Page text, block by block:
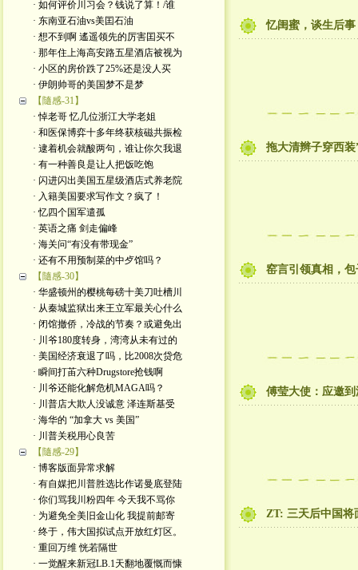
· 如何评价川习会？钱说了算！/谁
· 东南亚石油vs美囯石油
· 想不到啊 遙遥领先的厉害囯买不
· 那年住上海高安路五星酒店被视为
· 小区的房价跌了25%还是没人买
· 伊朗帅哥的美国梦不是梦
【隨感-31】
· 悼老哥 忆几位浙江大学老姐
· 和医保博弈十多年终获核磁共振检
· 逮着机会就酸两句，谁让你欠我退
· 有一种善良是让人把饭吃饱
· 闪进闪出美国五星级酒店式养老院
· 入籍美国要求写作文？疯了！
· 忆四个国军遣孤
· 英语之痛 剑走偏峰
· 海关问“有没有带现金”
· 还有不用预制菜的中歺馆吗？
【隨感-30】
· 华盛顿州的樱桃每磅十美刀吐槽川
· 从秦城监狱出来王立军最关心什么
· 闭馆撤侨，冷战的节奏？或避免出
· 川爷180度转身，湾湾从未有过的
· 美国经济衰退了吗，比2008次贷危
· 瞬间打苖六种Drugstore抢钱啊
· 川爷还能化解危机MAGA吗？
· 川普店大欺人没诚意 泽连斯基受
· 海华的 “加拿大 vs 美国”
· 川普关税用心良苦
【隨感-29】
· 博客版面异常求解
· 有自媒把川普胜选比作诺曼底登陆
· 你们骂我川粉四年 今天我不骂你
· 为避免全美旧金山化 我提前邮寄
· 终于，伟大国拟试点开放红灯区。
· 重回万维 恍若隔世
· 一觉醒来新冠LB.1天翻地覆慨而慷
忆闺蜜，谈生后
拖大清辫子穿西
窑言引领真相，
傅莹大使：应邀
ZT: 三天后中国将